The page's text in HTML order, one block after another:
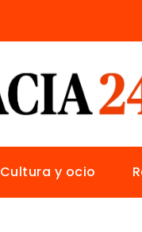
Cultura y ocio